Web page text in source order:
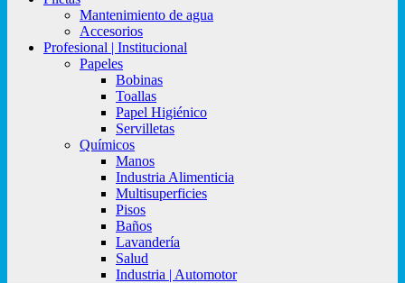
Mantenimiento de agua
Accesorios
Profesional | Institucional
Papeles
Bobinas
Toallas
Papel Higiénico
Servilletas
Químicos
Manos
Industria Alimenticia
Multisuperficies
Pisos
Baños
Lavandería
Salud
Industria | Automotor